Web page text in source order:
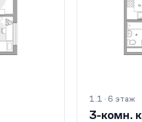
1.1 · 6 этаж
3-комн.